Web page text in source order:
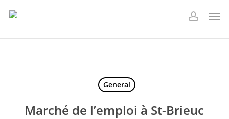
account
General
Marché de l’emploi à St-Brieuc